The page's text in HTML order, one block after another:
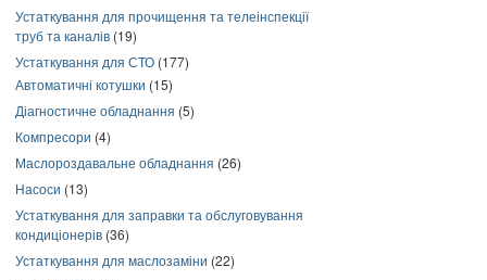
Устаткування для прочищення та телеінспекції
труб та каналів (19)
Устаткування для СТО (177)
Автоматичні котушки (15)
Діагностичне обладнання (5)
Компресори (4)
Маслороздавальне обладнання (26)
Насоси (13)
Устаткування для заправки та обслуговування
кондиціонерів (36)
Устаткування для маслозаміни (22)